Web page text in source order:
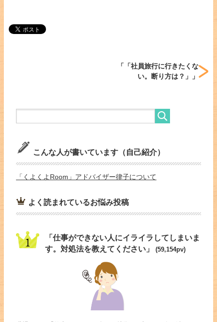
「 「社員旅行に行きたくな
い。断り方は？」
」
こんな人が書いています（自己紹介）
「くよくよRoom」アドバイザー律子について
よく読まれているお悩み投稿
「仕事ができない人にイライラしてしまいま
す。対処法を教えてください」
(59,154pv)